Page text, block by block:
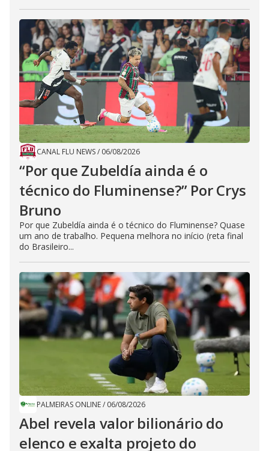
CANAL FLU NEWS/ 06/08/2026
“Por que Zubeldía ainda é o
técnico do Fluminense?” Por Crys
Bruno
Por que Zubeldía ainda é o técnico do Fluminense? Quase
um ano de trabalho. Pequena melhora no início (reta final
do Brasileiro...
PALMEIRAS ONLINE/ 06/08/2026
Abel revela valor bilionário do
elenco e exalta projeto do